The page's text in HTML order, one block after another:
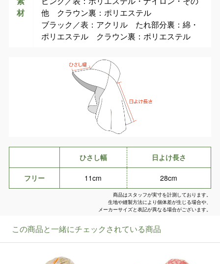
材
他 クラウン裏：ポリエステル
ブラック／表：アクリル たれ部分裏：綿・
ポリエステル クラウン裏：ポリエステル
ひさし幅 日よけ長さ
フリー 11cm 28cm
商品はスタッフが実寸を計測しております。
生地や縫製方法により個体差が生じる場合や、
メーカーサイズと表記が異なる場合がございます。